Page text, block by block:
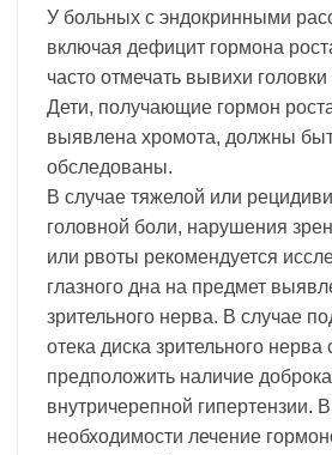
У больных с эндокринными
включая дефицит гормона
часто отмечать вывихи
Дети, получающие гормон
выявлена хромота, должны
обследованы.
В случае тяжелой или
головной боли, нарушения
или рвоты рекомендуется
глазного дна на предмет
зрительного нерва. В случае
отека диска зрительного нерва
предположить наличие
внутричерепной гипертензии.
необходимости лечение